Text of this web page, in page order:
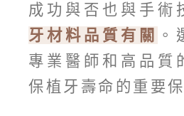
成功與否也與手術
牙材料品質有關 。
專業醫師和高品質
保植牙壽命的重要保